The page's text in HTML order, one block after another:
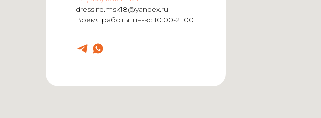
dresslife.msk18@yandex.ru
Время работы: пн-вс 10:00-21:00